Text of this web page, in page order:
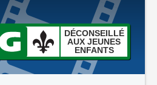
DÉCONSEILLÉ
AUX JEUNES
ENFANTS